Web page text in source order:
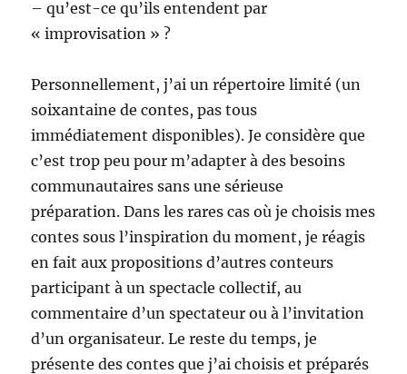
– qu’est-ce qu’ils entendent par
« improvisation » ?
Personnellement, j’ai un répertoire limité (un
soixantaine de contes, pas tous
immédiatement disponibles). Je considère que
c’est trop peu pour m’adapter à des besoins
communautaires sans une sérieuse
préparation. Dans les rares cas où je choisis mes
contes sous l’inspiration du moment, je réagis
en fait aux propositions d’autres conteurs
participant à un spectacle collectif, au
commentaire d’un spectateur ou à l’invitation
d’un organisateur. Le reste du temps, je
présente des contes que j’ai choisis et préparés